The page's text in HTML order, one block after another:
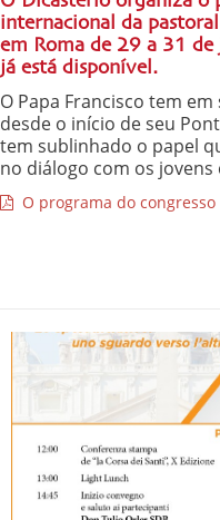
internacional da
em Roma de 29 a 31
já está disponível.
O Papa Francisco tem
desde o início de seu
tem sublinhado o papel
no diálogo com os jovens
O programa do congresso